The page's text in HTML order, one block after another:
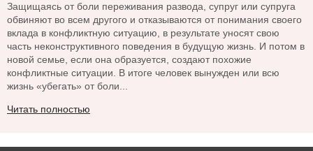
Защищаясь от боли переживания развода, супруг или супруга
обвиняют во всем другого и отказываются от понимания своего
вклада в конфликтную ситуацию, в результате уносят свою
часть неконструктивного поведения в будущую жизнь. И потом в
новой семье, если она образуется, создают похожие
конфликтные ситуации. В итоге человек вынужден или всю
жизнь «убегать» от боли...
Читать полностью